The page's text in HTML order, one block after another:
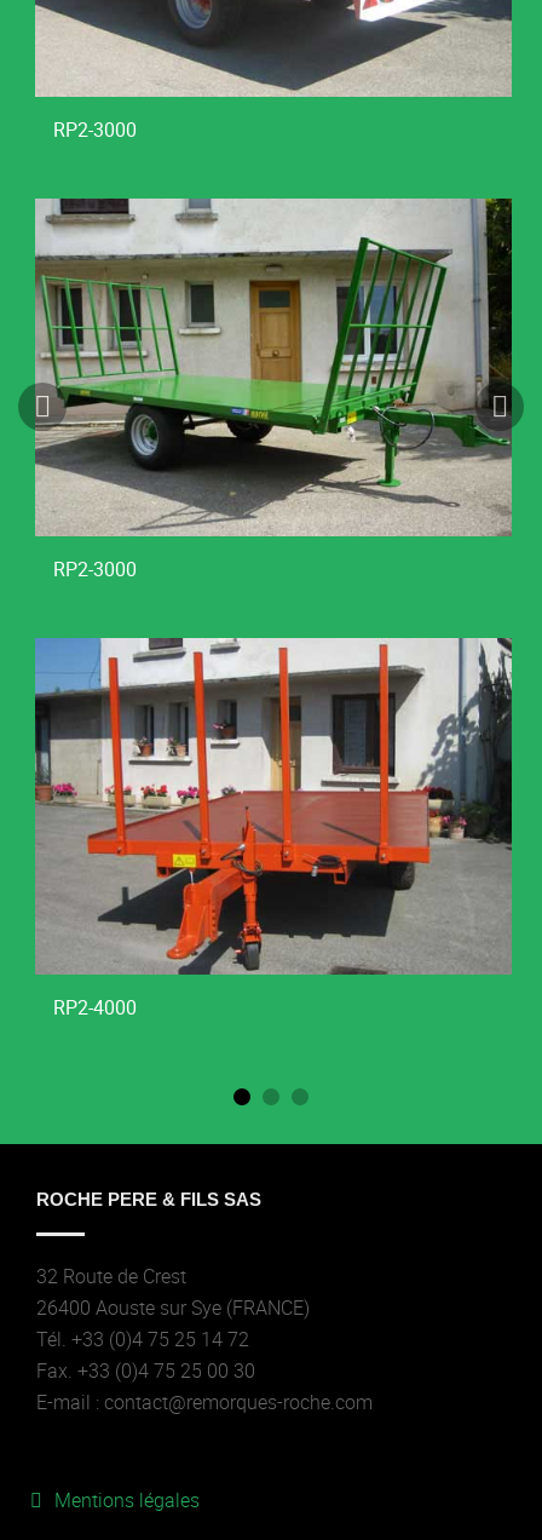
RP2-3000
RP2-3000
RP2-4000
ROCHE PERE & FILS SAS
32 Route de Crest
26400 Aouste sur Sye (FRANCE)
Tél. +33 (0)4 75 25 14 72
Fax. +33 (0)4 75 25 00 30
E-mail : contact@remorques-roche.com
Mentions légales